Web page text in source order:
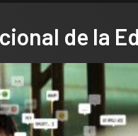
de la